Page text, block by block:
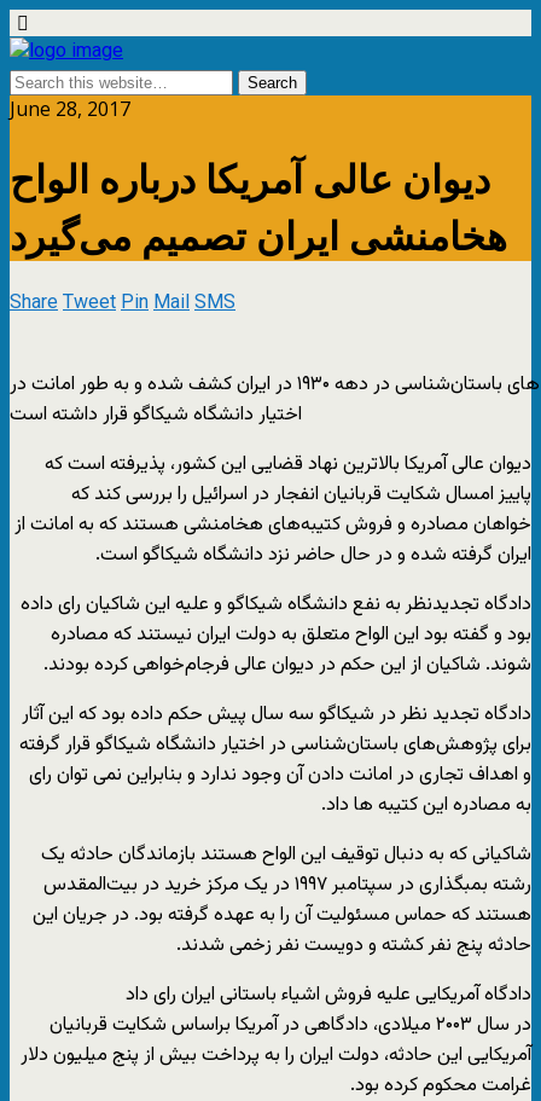
June 28, 2017
دیوان عالی آمریکا درباره الواح
هخامنشی ایران تصمیم می‌گیرد
ShareTweetPinMailSMS
الواح هخامنشی در جریان کاوش های باستان‌شناسی در دهه ۱۹۳۰ در ایران کشف شده و به طور امانت در
اختیار دانشگاه شیکاگو قرار داشته است
دیوان عالی آمریکا بالاترین نهاد قضایی این کشور، پذیرفته است که
پاییز امسال شکایت قربانیان انفجار در اسرائیل را بررسى کند که
خواهان مصادره و فروش کتیبه‌هاى هخامنشى هستند که به امانت از
ایران گرفته شده و در حال حاضر نزد دانشگاه شیکاگو است.
دادگاه تجدیدنظر به نفع دانشگاه شیکاگو و علیه این شاکیان راى داده
بود و گفته بود این الواح متعلق به دولت ایران نیستند که مصادره
شوند. شاکیان از این حکم در دیوان عالى فرجام‌خواهى کرده بودند.
دادگاه تجدید نظر در شیکاگو سه سال پیش حکم داده بود که این آثار
برای پژوهش‌های باستان‌شناسی در اختیار دانشگاه شیکاگو قرار گرفته
و اهداف تجاری در امانت دادن آن وجود ندارد و بنابراین نمی توان رای
به مصادره این کتیبه ها داد.
شاکیانی که به دنبال توقیف این الواح هستند بازماندگان حادثه یک
رشته بمبگذاری در سپتامبر ۱۹۹۷ در یک مرکز خرید در بیت‌المقدس
هستند که حماس مسئولیت آن را به عهده گرفته بود. در جریان این
حادثه پنج نفر کشته و دویست نفر زخمی شدند.
دادگاه آمریکایی علیه فروش اشیاء باستانی ایران رای داد
در سال ۲۰۰۳ میلادی، دادگاهی در آمریکا براساس شکایت قربانیان
آمریکایی این حادثه، دولت ایران را به پرداخت بیش از پنج میلیون دلار
غرامت محکوم کرده بود.